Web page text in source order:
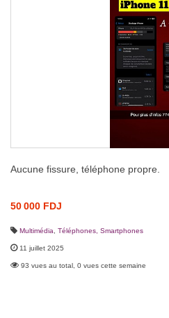
Aucune fissure, téléphone propre.
50 000 FDJ
Multimédia Téléphones, Smartphones
11 juillet 2025
93 vues au total, 0 vues cette semaine